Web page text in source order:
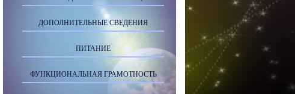
ДОПОЛНИТЕЛЬНЫЕ СВЕДЕНИЯ
ПИТАНИЕ
ФУНКЦИОНАЛЬНАЯ ГРАМОТНОСТЬ